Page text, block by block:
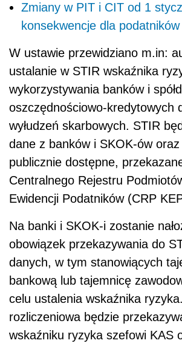
Zmiany w PIT i CIT od 1
konsekwencje dla podatników
W ustawie przewidziano m.in:
ustalanie w STIR wskaźnika
wykorzystywania banków i
oszczędnościowo-kredytowych
wyłudzeń skarbowych. STIR
dane z banków i SKOK-ów
publicznie dostępne,
Centralnego Rejestru
Ewidencji Podatników (CRP
Na banki i SKOK-i zostanie
obowiązek przekazywania do
danych, w tym stanowiących
bankową lub tajemnicę
celu ustalenia wskaźnika
rozliczeniowa będzie
wskaźniku ryzyka szefowi KAS